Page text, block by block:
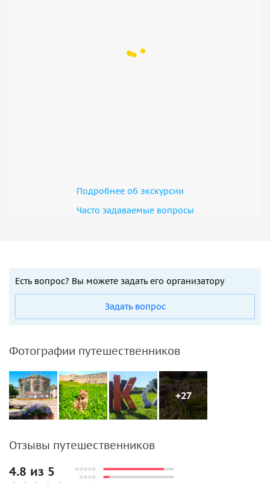
Подробнее об экскурсии
Часто задаваемые вопросы
Есть вопрос? Вы можете задать его организатору
Задать вопрос
Фотографии путешественников
+27
Отзывы путешественников
4.8 из 5